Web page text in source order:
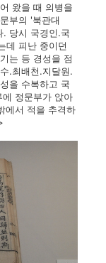
왔을 때 의병을
부의 '북관대
. 당시 국경인.국
데 피난 중이던
는 등 경성을 점
.최배천.지달원.
을 수복하고 국
정문부가 앉아
에서 적을 추격하